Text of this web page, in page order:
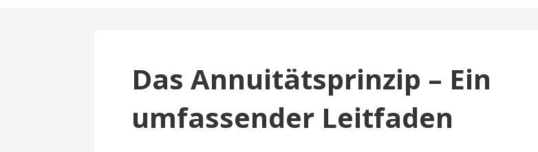
Das Annuitätsprinzip – Ein
umfassender Leitfaden